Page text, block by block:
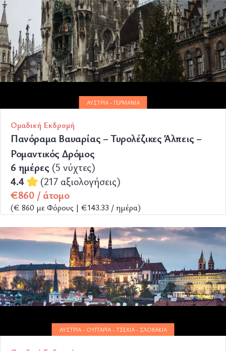
ΠΕΡΙΣΣΟΤΕΡΑ
ΑΥΣΤΡΊΑ - ΓΕΡΜΑΝΊΑ
Ομαδική Εκδρομή
Πανόραμα Βαυαρίας – Τυρολέζικες Άλπεις –
Ρομαντικός Δρόμος
6 ημέρες (5 νύχτες)
4.4
(217 αξιολογήσεις)
€860 / άτομο
(€ 860 με Φόρους | €143.33 / ημέρα)
ΠΕΡΙΣΣΟΤΕΡΑ
ΑΥΣΤΡΊΑ - ΟΥΓΓΑΡΊΑ - ΤΣΕΧΊΑ - ΣΛΟΒΑΚΊΑ